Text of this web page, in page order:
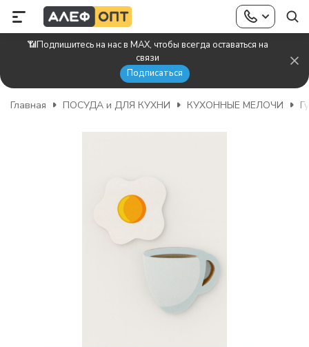
📶Подпишитесь на нас в MAX, чтобы всегда оставаться на
связи
Подписаться
Главная ПОСУДА и ДЛЯ КУХНИ КУХОННЫЕ МЕЛОЧИ